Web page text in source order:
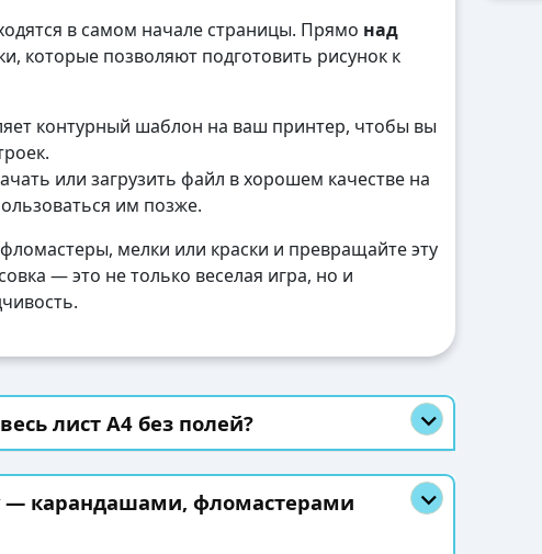
в самом начале страницы. Прямо над
которые позволяют подготовить рисунок к
контурный шаблон на ваш принтер, чтобы вы
или загрузить файл в хорошем качестве на
им позже.
мелки или краски и превращайте эту
— это не только веселая игра, но и
лист А4 без полей?
— карандашами, фломастерами